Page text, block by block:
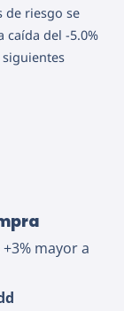
de riesgo se
caída del -5.0%
+3% mayor a